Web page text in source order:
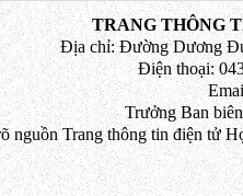
TRANG THÔNG
Địa chỉ: Đường Dương
Điện thoại:
Trưởng Ban
nguồn Trang thông tin điện tử